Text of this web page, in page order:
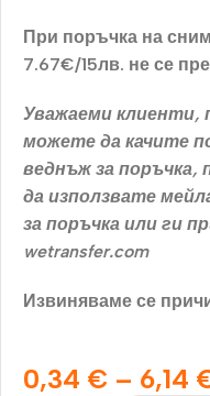
При поръчка на
7.67€/15лв. не се
Уважаеми клиенти,
можете да качите
веднъж за поръчка,
да използвате
за поръчка или ги
wetransfer.com
Извиняваме се
0,34 € – 6,14